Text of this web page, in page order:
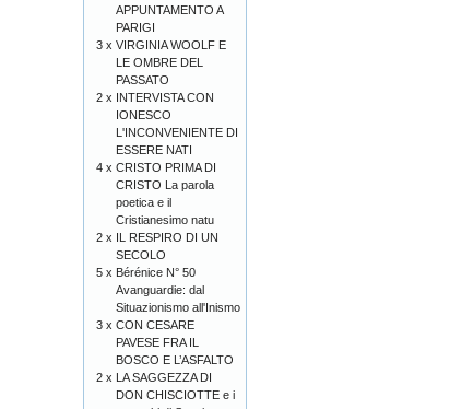
APPUNTAMENTO A
PARIGI
3 x VIRGINIA WOOLF E
LE OMBRE DEL
PASSATO
2 x INTERVISTA CON
IONESCO
L'INCONVENIENTE DI
ESSERE NATI
4 x CRISTO PRIMA DI
CRISTO La parola
poetica e il
Cristianesimo natu
2 x IL RESPIRO DI UN
SECOLO
5 x Bérénice N° 50
Avanguardie: dal
Situazionismo all'Inismo
3 x CON CESARE
PAVESE FRA IL
BOSCO E L’ASFALTO
2 x LA SAGGEZZA DI
DON CHISCIOTTE e i